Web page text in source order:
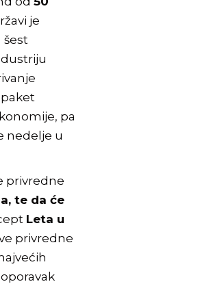
je
šest
pa
nedelje u
privredne
te da će
Leta u
privredne